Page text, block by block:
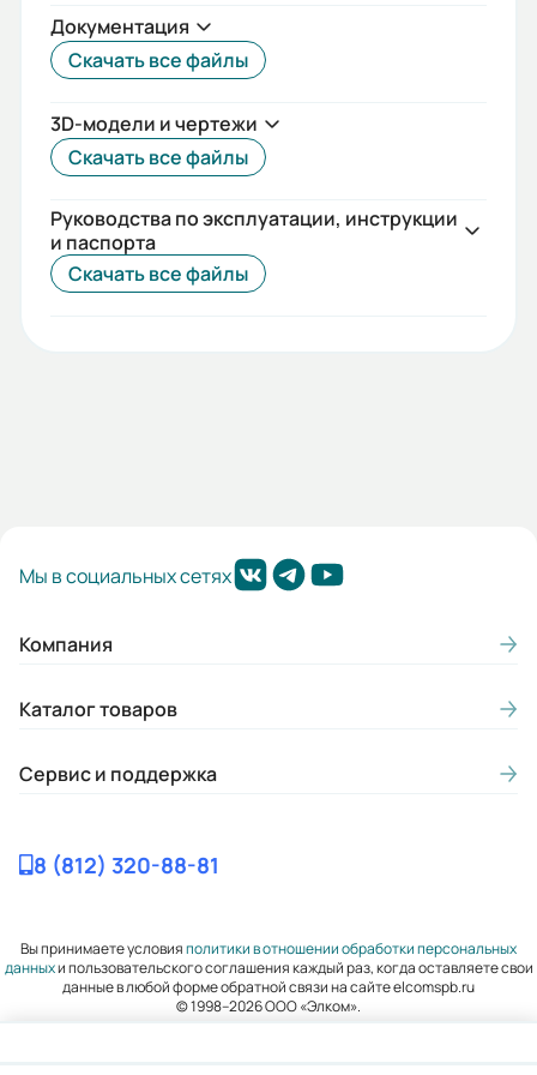
Температурный диапазон:
от +40° до -45°C
Iп/Iн:
6
1,3
Коэф. мощности:
В
Момент инерции (кгс*м2 ):
Вес (кг):
Документация
Скачать все файлы
3D-модели и чертежи
Скачать все файлы
Руководства по эксплуатации, инструкции
и паспорта
Скачать все файлы
Мы в социальных сетях
Компания
Каталог товаров
Сервис и поддержка
8 (812) 320-88-81
Вы принимаете условияполитики в отношении обработки персональных
данныхи пользовательского соглашения каждый раз, когда оставляете свои
данные в любой форме обратной связи на сайте elcomspb.ru
© 1998–2026 ООО «Элком».